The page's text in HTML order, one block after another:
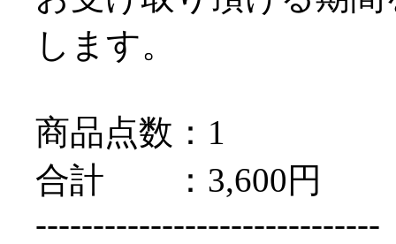
します。
商品点数：1
合計 ：3,600円
------------------------------